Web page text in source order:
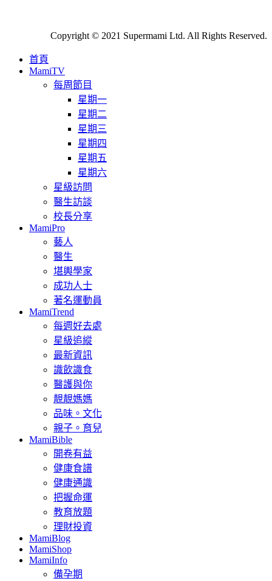
Copyright © 2021 Supermami Ltd. All Rights Reserved.
首頁
MamiTV
每周節目
星期一
星期二
星期三
星期四
星期五
星期六
星級訪問
醫生訪談
校長分享
MamiPro
藝人
醫生
堪輿學家
成功人士
著名運動員
MamiTrend
每週好去處
星級追縱
最新資訊
識飲識食
醫護與你
靚靚媽媽
品味。文化
親子。育兒
MamiBible
開卷有益
健康食譜
健康通識
把握命運
教育放題
理財投資
MamiBlog
MamiShop
MamiInfo
備孕期